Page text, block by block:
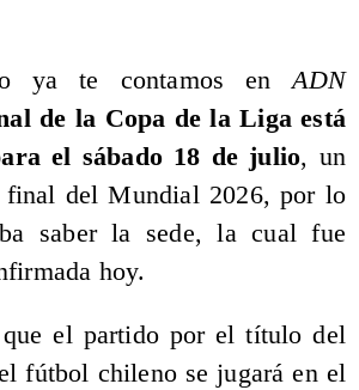
ya te contamos enADN
de la Copa de la Liga está
el sábado 18 de julio, un
final del Mundial 2026, por lo
saber la sede, la cual fue
hoy.
el partido por el título del
fútbol chileno se jugará en el